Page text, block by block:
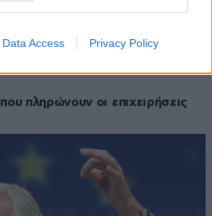
Data Access Privacy Policy
πληρώνουν οι επιχειρήσεις